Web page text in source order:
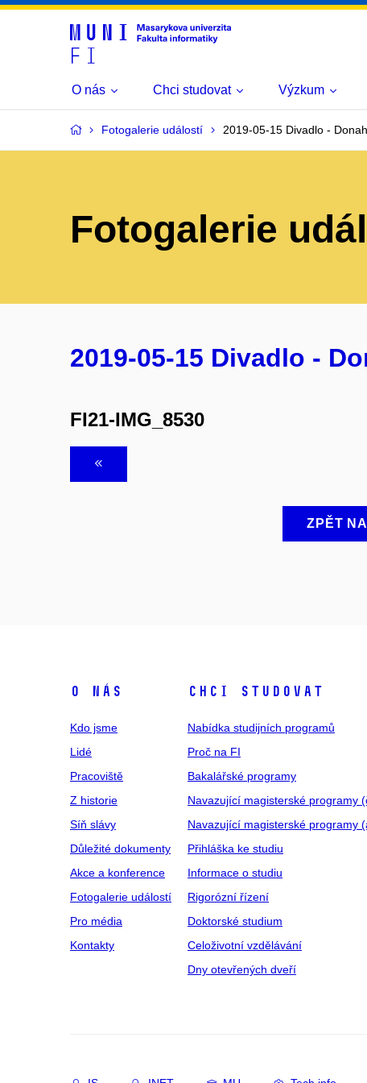
O nás Chci studovat Výzkum
Fotogalerie událostí 2019-05-15 Divadlo -
Fotogalerie
2019-05-15 Divadlo -
FI21-IMG_8530
ZPĚT
O NÁS
Kdo jsme
Lidé
Pracoviště
Z historie
Síň slávy
Důležité dokumenty
Akce a konference
Fotogalerie událostí
Pro média
Kontakty
CHCI STUDOVAT
Nabídka studijních programů
Proč na FI
Bakalářské programy
Navazující magisterské programy
Navazující magisterské programy
Přihláška ke studiu
Informace o studiu
Rigorózní řízení
Doktorské studium
Celoživotní vzdělávání
Dny otevřených dveří